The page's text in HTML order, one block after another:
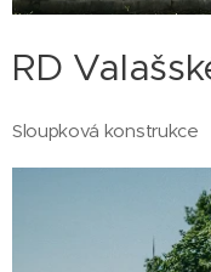
RD
Sloupková konstrukce